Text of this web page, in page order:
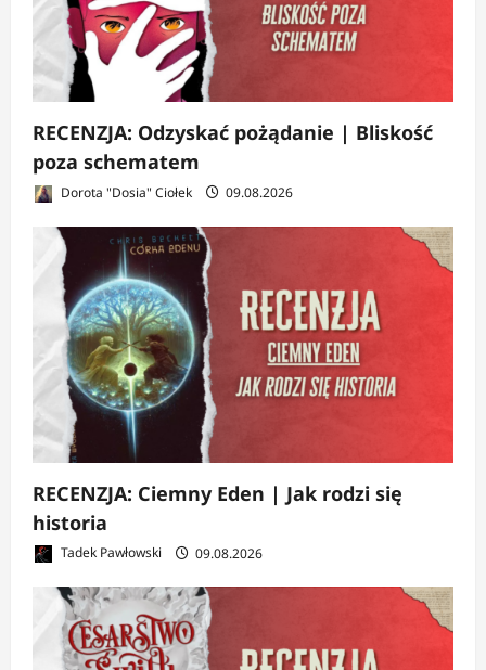
RECENZJA: Odzyskać pożądanie | Bliskość
poza schematem
Dorota "Dosia" Ciołek 09.08.2026
RECENZJA: Ciemny Eden | Jak rodzi się
historia
Tadek Pawłowski 09.08.2026